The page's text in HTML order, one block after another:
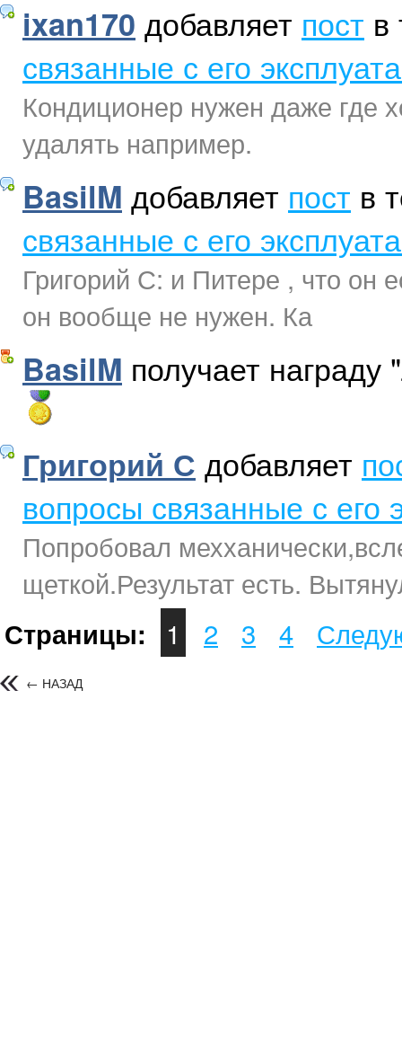
ixan170 добавляет пост в
связанные с его
Кондиционер нужен даже где
удалять например.
BasilM добавляет пост в
связанные с его
Григорий С: и Питере , что он
он вообще не нужен. Ка
BasilM получает награду
Григорий С добавляет
вопросы связанные с его
Попробовал
щеткой.Результат есть.
Страницы:
1 2 3 4
← НАЗАД